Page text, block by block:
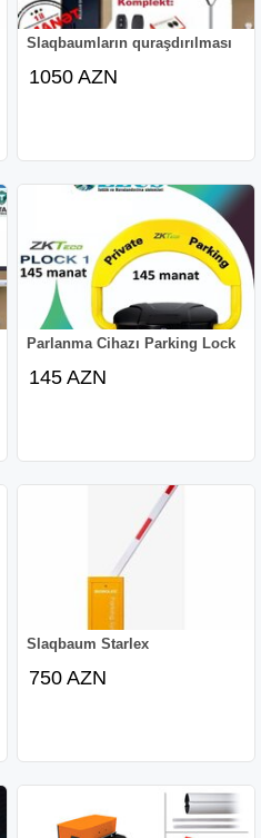
Slaqbaumların quraşdırılması
1050 AZN
Parlanma Cihazı Parking Lock
145 AZN
Slaqbaum Starlex
750 AZN